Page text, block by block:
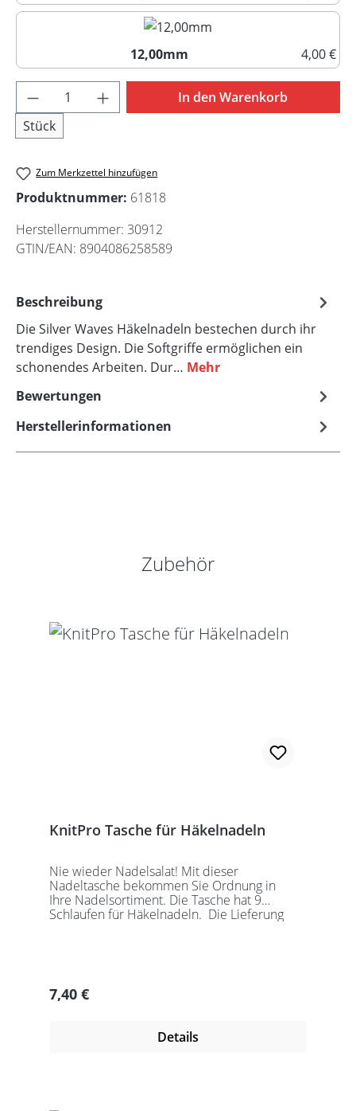
10,00mm
12,00mm
4,00 €
12,00mm
Produkt Anzahl: Gib den gewünschten
Stück
In den Warenkorb
Zum Merkzettel hinzufügen
Produktnummer: 61818
Herstellernummer: 30912
GTIN/EAN: 8904086258589
Beschreibung
Die Silver Waves Häkelnadeln bestechen durch ihr
trendiges Design. Die Softgriffe ermöglichen ein
schonendes Arbeiten. Dur… Mehr
Bewertungen
Herstellerinformationen
Produktgalerie überspringen
Zubehör
KnitPro Tasche für Häkelnadeln
Nie wieder Nadelsalat! Mit dieser
Nadeltasche bekommen Sie Ordnung in
Ihre Nadelsortiment. Die Tasche hat 9
Schlaufen für Häkelnadeln. Die Lieferung
Regulärer Preis:
7,40 €
Details